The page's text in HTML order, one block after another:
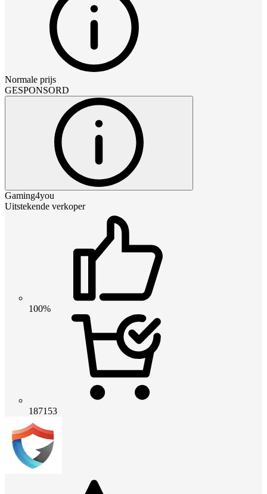
Normale prijs
GESPONSORD
Gaming4you
Uitstekende verkoper
100%
187153